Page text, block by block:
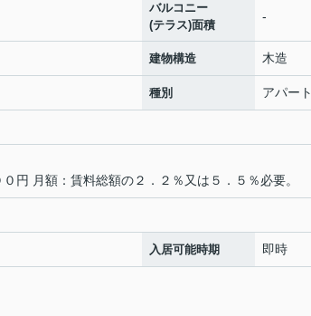
バルコニー
(テラス)面積
-
建物構造 木造
種別 アパート
円 月額：賃料総額の２．２％又は５．５％必要。
入居可能時期 即時